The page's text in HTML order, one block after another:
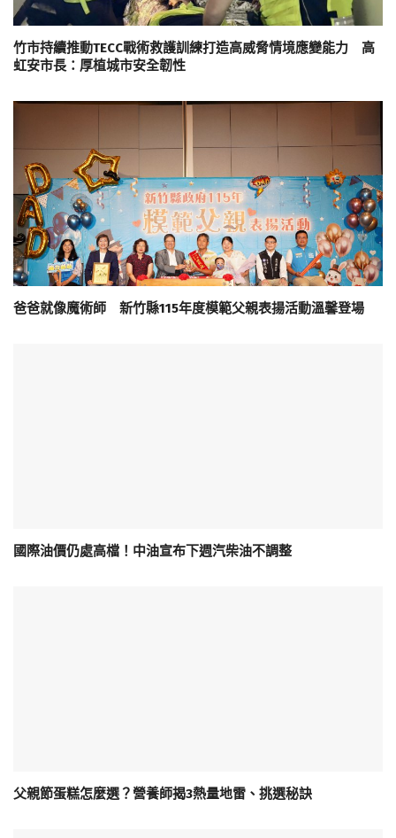
竹市持續推動TECC戰術救護訓練打造高威脅情境應變能力 高
虹安市長：厚植城市安全韌性
爸爸就像魔術師 新竹縣115年度模範父親表揚活動溫馨登場
國際油價仍處高檔！中油宣布下週汽柴油不調整
父親節蛋糕怎麼選？營養師揭3熱量地雷、挑選秘訣